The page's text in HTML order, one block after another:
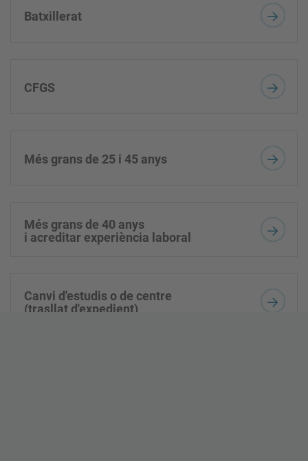
Batxillerat
CFGS
Més grans de 25 i 45 anys
Més grans de 40 anys
i acreditar experiència laboral
Canvi d'estudis o de centre
(trasllat d'expedient)